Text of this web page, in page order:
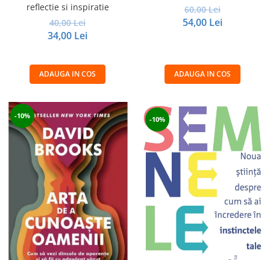
reflectie si inspiratie
40,00 Lei
34,00 Lei
ADAUGA IN COS
60,00 Lei
54,00 Lei
ADAUGA IN COS
-10% -10%